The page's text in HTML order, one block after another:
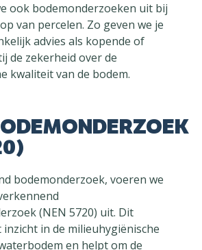
ook bodemonderzoeken uit bij
van percelen. Zo geven we je
advies als kopende of
de zekerheid over de
kwaliteit van de bodem.
bodemonderzoek, voeren we
(NEN 5720) uit. Dit
in de milieuhygiënische
en helpt om de